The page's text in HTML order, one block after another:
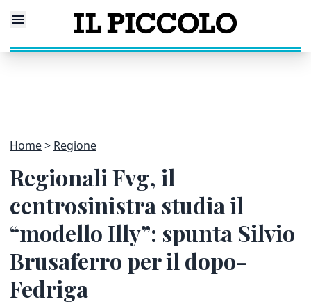
Home Regione
Regionali Fvg, il
centrosinistra studia il
“modello Illy”: spunta Silvio
Brusaferro per il dopo-
Fedriga